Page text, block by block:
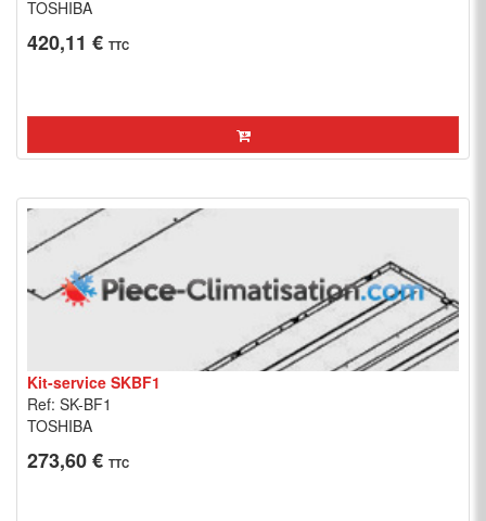
TOSHIBA
420,11 € TTC
Kit-service SKBF1
Ref: SK-BF1
TOSHIBA
273,60 € TTC